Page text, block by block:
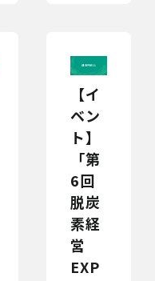
【イ
ベン
ト】
「第
6回
脱炭
素経
営
EXP